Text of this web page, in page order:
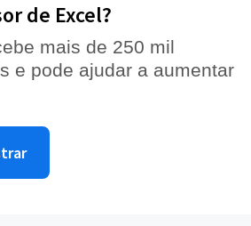
de Excel?
mais de 250 mil
e pode ajudar a aumentar